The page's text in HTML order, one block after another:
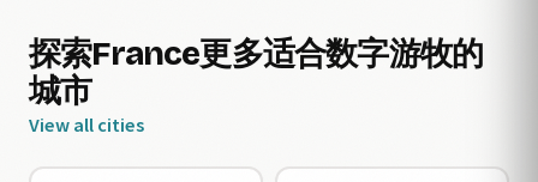
探索France更多适合数字游牧的
城市
View all cities